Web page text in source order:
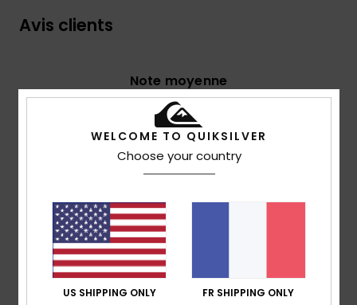
Avis clients
Note moyenne
5.0/5
3 avis vérifiésdepuis novembre 2025
Confort
5.0
Taille
Matière
WELCOME TO QUIKSILVER
Choose your country
US SHIPPING ONLY FR SHIPPING ONLY